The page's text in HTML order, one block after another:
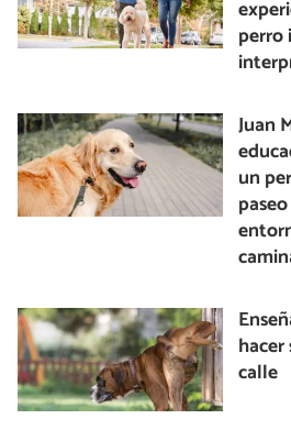
perro
Juan
un
hacer
calle